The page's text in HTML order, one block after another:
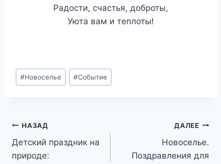
Радости, счастья, доброты,
Уюта вам и теплоты!
Метки
записи:
#Новоселье #Событие
Навигация
по
НАЗАД
Детский праздник на
природе:
ДАЛЕЕ
Новоселье.
Поздравления для